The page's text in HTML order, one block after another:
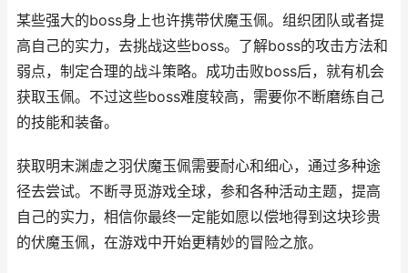
某些强大的boss身上也许携带伏魔玉佩。组织团队或者提
高自己的实力，去挑战这些boss。了解boss的攻击方法和
弱点，制定合理的战斗策略。成功击败boss后，就有机会
获取玉佩。不过这些boss难度较高，需要你不断磨练自己
的技能和装备。
获取明末渊虚之羽伏魔玉佩需要耐心和细心，通过多种途
径去尝试。不断寻觅游戏全球，参和各种活动主题，提高
自己的实力，相信你最终一定能如愿以偿地得到这块珍贵
的伏魔玉佩，在游戏中开始更精妙的冒险之旅。